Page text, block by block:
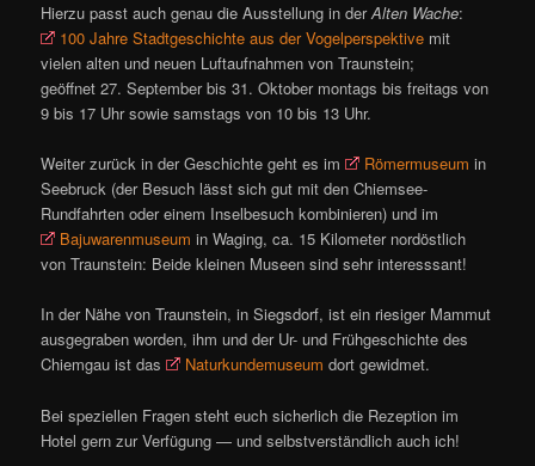
Hierzu passt auch genau die Ausstellung in derAlten Wache:
100 Jahre Stadtgeschichte aus der Vogelperspektive mit
vielen alten und neuen Luftaufnahmen von Traunstein;
geöffnet 27. September bis 31. Oktober montags bis freitags von
9 bis 17 Uhr sowie samstags von 10 bis 13 Uhr.
Weiter zurück in der Geschichte geht es im Römermuseum in
Seebruck (der Besuch lässt sich gut mit den Chiemsee-
Rundfahrten oder einem Inselbesuch kombinieren) und im
Bajuwarenmuseum in Waging, ca. 15 Kilometer nordöstlich
von Traunstein: Beide kleinen Museen sind sehr interesssant!
In der Nähe von Traunstein, in Siegsdorf, ist ein riesiger Mammut
ausgegraben worden, ihm und der Ur- und Frühgeschichte des
Chiemgau ist das
Naturkundemuseum dort gewidmet.
Bei speziellen Fragen steht euch sicherlich die Rezeption im
Hotel gern zur Verfügung — und selbstverständlich auch ich!